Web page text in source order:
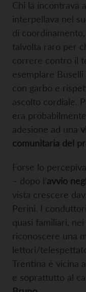
Chi la incontrava
interpellava nel
di
talvolta raro per
correre contro il
esemplare
con garbo e
ascolto cordiale.
era
adesione ad una
comunitaria del
Forse lo
– dopo l’avvio
vista crescere
Perini. I
quasi familiari,
riconoscere una
lettori/
Trentina è vicina
e soprattutto al